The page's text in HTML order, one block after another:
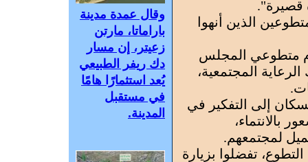
قصيرة".
الذين أنهوا
متطوعي المجلس
المجتمعية،
إلى التفكير في
بالانتماء،
لمجتمعهم.
تفضلوا بزيارة
وقال عمدة مدينة
باراماتا، مارتن
زعيتر، إن مسار
دك ريفر الطبيعي
يُعد استثمارًا هامًا
في مستقبل
المدينة.